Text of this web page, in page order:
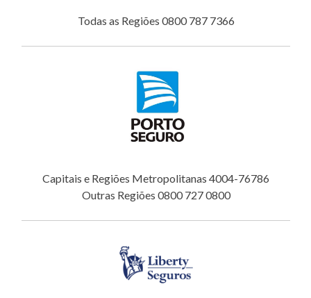
Todas as Regiões 0800 787 7366
Capitais e Regiões Metropolitanas 4004-76786
Outras Regiões 0800 727 0800